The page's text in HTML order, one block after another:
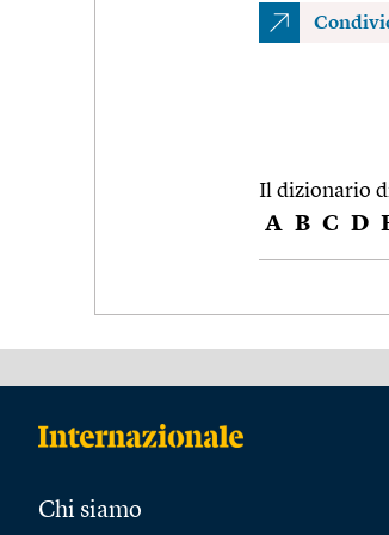
Il dizionario
A B C D
Chi siamo